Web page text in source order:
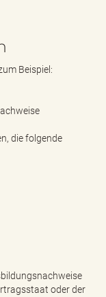
Beispiel:
die folgende
oder der